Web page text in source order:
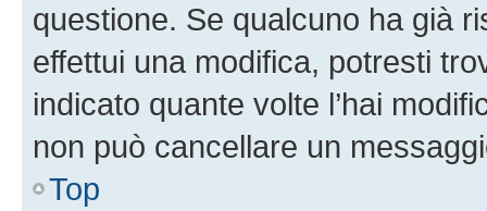
questione. Se qualcuno ha già
effettui una modifica, potresti
indicato quante volte l’hai
non può cancellare un
Top